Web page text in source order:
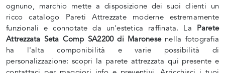
ognuno, marchio mette a disposizione dei suoi clienti un
ricco catalogo Pareti Attrezzate moderne estremamente
funzionali e connotate da un'estetica raffinata. La Parete
Attrezzata Seta Comp SA2200 di Maronesenella fotografia
ha l'alta componibilità e varie possibilità di
personalizzazione: scopri la parete attrezzata qui presente e